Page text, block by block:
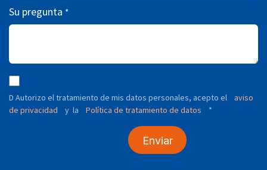
Su pregunta *
D Autorizo ​​el tratamiento de mis datos personales, acepto el
aviso
de privacidad
y la Política de tratamiento de datos *
Enviar